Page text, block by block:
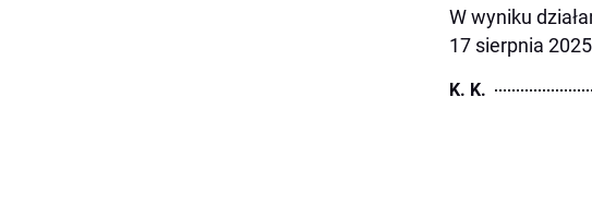
W wyniku
17 sierpnia
K. K.